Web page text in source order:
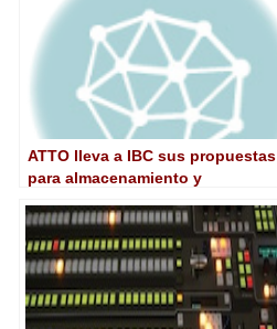
ATTO lleva a IBC sus propuestas
para almacenamiento y